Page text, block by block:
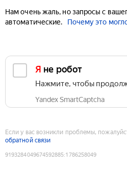
Нам очень жаль, но запросы с
автоматические.
Почему это
Я не робот
Нажмите, чтобы
Yandex SmartCaptcha
Если у вас возникли проблемы,
обратной связи
9193284049674592885:1786258049